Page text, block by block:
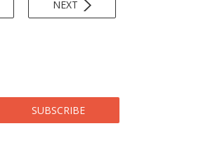
NEXT
SUBSCRIBE